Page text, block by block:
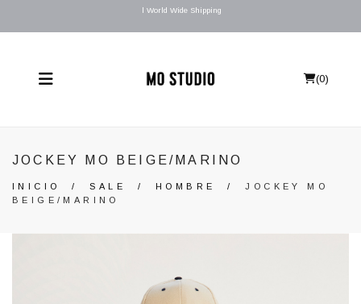
l World Wide Shipping
(0)
JOCKEY MO BEIGE/MARINO
INICIO /SALE /HOMBRE /JOCKEY MO
BEIGE/MARINO